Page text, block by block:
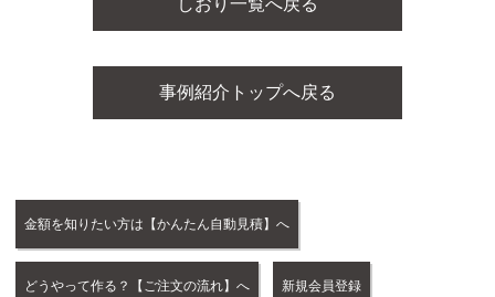
事例紹介トップへ戻る
金額を知りたい方は【かんたん自動見積】へ
どうやって作る？【ご注文の流れ】へ 新規会員登録